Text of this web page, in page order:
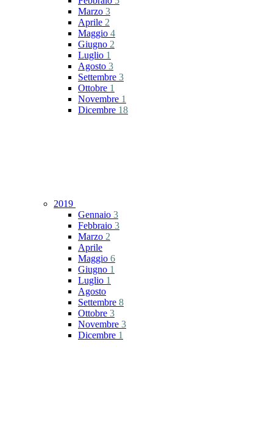
Marzo 3
Aprile 2
Maggio 4
Giugno 2
Luglio 1
Agosto 3
Settembre 3
Ottobre 1
Novembre 1
Dicembre 18
2019
Gennaio 3
Febbraio 3
Marzo 2
Aprile
Maggio 6
Giugno 1
Luglio 1
Agosto
Settembre 8
Ottobre 3
Novembre 3
Dicembre 1